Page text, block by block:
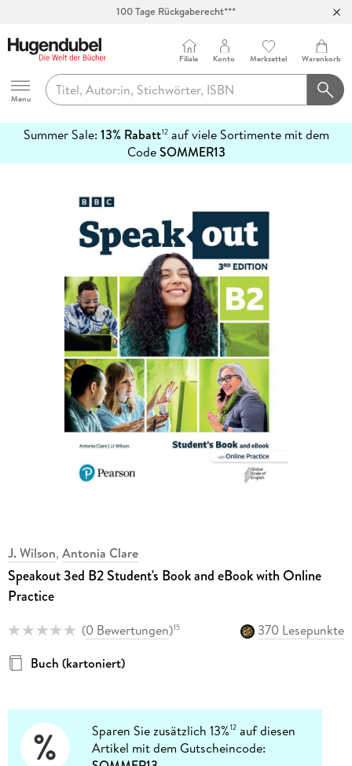
100 Tage Rückgaberecht***
Hugendubel
Menu
Filiale Konto Merkzettel Warenkorb
Summer Sale: 13% Rabatt12auf viele Sortimente mit dem
CodeSOMMER13
erfahren
J. Wilson, Antonia Clare
Speakout 3ed B2 Student's Book and eBook with Online
Practice
(0 Bewertungen)15
370 Lesepunkte
Buch (kartoniert)
Sparen Sie zusätzlich 13%12 auf diesen
Artikel mit dem Gutscheincode: